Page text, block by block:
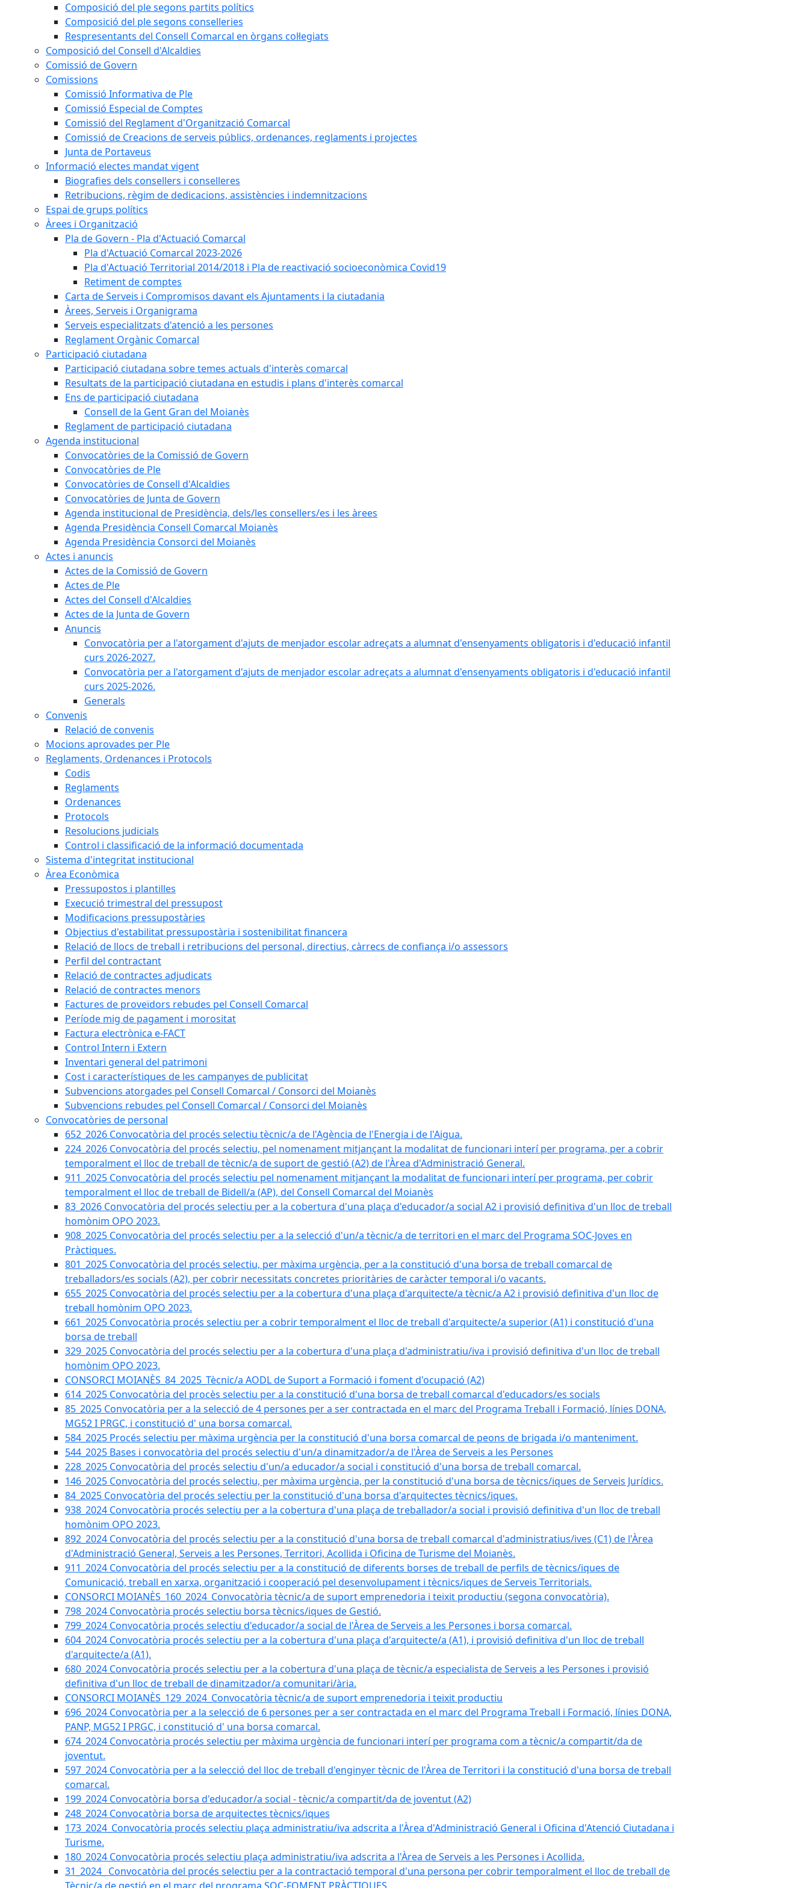
Composició del ple segons partits polítics
Composició del ple segons conselleries
Respresentants del Consell Comarcal en òrgans col·legiats
Composició del Consell d'Alcaldies
Comissió de Govern
Comissions
Comissió Informativa de Ple
Comissió Especial de Comptes
Comissió del Reglament d'Organització Comarcal
Comissió de Creacions de serveis públics, ordenances, reglaments i projectes
Junta de Portaveus
Informació electes mandat vigent
Biografies dels consellers i conselleres
Retribucions, règim de dedicacions, assistències i indemnitzacions
Espai de grups polítics
Àrees i Organització
Pla de Govern - Pla d'Actuació Comarcal
Pla d'Actuació Comarcal 2023-2026
Pla d'Actuació Territorial 2014/2018 i Pla de reactivació socioeconòmica Covid19
Retiment de comptes
Carta de Serveis i Compromisos davant els Ajuntaments i la ciutadania
Àrees, Serveis i Organigrama
Serveis especialitzats d'atenció a les persones
Reglament Orgànic Comarcal
Participació ciutadana
Participació ciutadana sobre temes actuals d'interès comarcal
Resultats de la participació ciutadana en estudis i plans d'interès comarcal
Ens de participació ciutadana
Consell de la Gent Gran del Moianès
Reglament de participació ciutadana
Agenda institucional
Convocatòries de la Comissió de Govern
Convocatòries de Ple
Convocatòries de Consell d'Alcaldies
Convocatòries de Junta de Govern
Agenda institucional de Presidència, dels/les consellers/es i les àrees
Agenda Presidència Consell Comarcal Moianès
Agenda Presidència Consorci del Moianès
Actes i anuncis
Actes de la Comissió de Govern
Actes de Ple
Actes del Consell d'Alcaldies
Actes de la Junta de Govern
Anuncis
Convocatòria per a l'atorgament d'ajuts de menjador escolar adreçats a alumnat d'ensenyaments obligatoris i d'educació infantil
curs 2026-2027.
Convocatòria per a l'atorgament d'ajuts de menjador escolar adreçats a alumnat d'ensenyaments obligatoris i d'educació infantil
curs 2025-2026.
Generals
Convenis
Relació de convenis
Mocions aprovades per Ple
Reglaments, Ordenances i Protocols
Codis
Reglaments
Ordenances
Protocols
Resolucions judicials
Control i classificació de la informació documentada
Sistema d'integritat institucional
Àrea Econòmica
Pressupostos i plantilles
Execució trimestral del pressupost
Modificacions pressupostàries
Objectius d'estabilitat pressupostària i sostenibilitat financera
Relació de llocs de treball i retribucions del personal, directius, càrrecs de confiança i/o assessors
Perfil del contractant
Relació de contractes adjudicats
Relació de contractes menors
Factures de proveïdors rebudes pel Consell Comarcal
Període mig de pagament i morositat
Factura electrònica e-FACT
Control Intern i Extern
Inventari general del patrimoni
Cost i característiques de les campanyes de publicitat
Subvencions atorgades pel Consell Comarcal / Consorci del Moianès
Subvencions rebudes pel Consell Comarcal / Consorci del Moianès
Convocatòries de personal
652_2026 Convocatòria del procés selectiu tècnic/a de l'Agència de l'Energia i de l'Aigua.
224_2026 Convocatòria del procés selectiu, pel nomenament mitjançant la modalitat de funcionari interí per programa, per a cobrir
temporalment el lloc de treball de tècnic/a de suport de gestió (A2) de l'Àrea d'Administració General.
911_2025 Convocatòria del procés selectiu pel nomenament mitjançant la modalitat de funcionari interí per programa, per cobrir
temporalment el lloc de treball de Bidell/a (AP), del Consell Comarcal del Moianès
83_2026 Convocatòria del procés selectiu per a la cobertura d'una plaça d'educador/a social A2 i provisió definitiva d'un lloc de treball
homònim OPO 2023.
908_2025 Convocatòria del procés selectiu per a la selecció d'un/a tècnic/a de territori en el marc del Programa SOC-Joves en
Pràctiques.
801_2025 Convocatòria del procés selectiu, per màxima urgència, per a la constitució d'una borsa de treball comarcal de
treballadors/es socials (A2), per cobrir necessitats concretes prioritàries de caràcter temporal i/o vacants.
655_2025 Convocatòria del procés selectiu per a la cobertura d'una plaça d'arquitecte/a tècnic/a A2 i provisió definitiva d'un lloc de
treball homònim OPO 2023.
661_2025 Convocatòria procés selectiu per a cobrir temporalment el lloc de treball d'arquitecte/a superior (A1) i constitució d'una
borsa de treball
329_2025 Convocatòria del procés selectiu per a la cobertura d'una plaça d'administratiu/iva i provisió definitiva d'un lloc de treball
homònim OPO 2023.
CONSORCI MOIANÈS_84_2025_Tècnic/a AODL de Suport a Formació i foment d'ocupació (A2)
614_2025 Convocatòria del procès selectiu per a la constitució d'una borsa de treball comarcal d'educadors/es socials
85_2025 Convocatòria per a la selecció de 4 persones per a ser contractada en el marc del Programa Treball i Formació, línies DONA,
MG52 I PRGC, i constitució d' una borsa comarcal.
584_2025 Procés selectiu per màxima urgència per la constitució d'una borsa comarcal de peons de brigada i/o manteniment.
544_2025 Bases i convocatòria del procés selectiu d'un/a dinamitzador/a de l'Àrea de Serveis a les Persones
228_2025 Convocatòria del procés selectiu d'un/a educador/a social i constitució d'una borsa de treball comarcal.
146_2025 Convocatòria del procés selectiu, per màxima urgència, per la constitució d'una borsa de tècnics/iques de Serveis Jurídics.
84_2025 Convocatòria del procés selectiu per la constitució d'una borsa d'arquitectes tècnics/iques.
938_2024 Convocatòria procés selectiu per a la cobertura d'una plaça de treballador/a social i provisió definitiva d'un lloc de treball
homònim OPO 2023.
892_2024 Convocatòria del procés selectiu per a la constitució d'una borsa de treball comarcal d'administratius/ives (C1) de l'Àrea
d'Administració General, Serveis a les Persones, Territori, Acollida i Oficina de Turisme del Moianès.
911_2024 Convocatòria del procés selectiu per a la constitució de diferents borses de treball de perfils de tècnics/iques de
Comunicació, treball en xarxa, organització i cooperació pel desenvolupament i tècnics/iques de Serveis Territorials.
CONSORCI MOIANÈS_160_2024_Convocatòria tècnic/a de suport emprenedoria i teixit productiu (segona convocatòria).
798_2024 Convocatòria procés selectiu borsa tècnics/iques de Gestió.
799_2024 Convocatòria procés selectiu d'educador/a social de l'Àrea de Serveis a les Persones i borsa comarcal.
604_2024 Convocatòria procés selectiu per a la cobertura d'una plaça d'arquitecte/a (A1), i provisió definitiva d'un lloc de treball
d'arquitecte/a (A1).
680_2024 Convocatòria procés selectiu per a la cobertura d'una plaça de tècnic/a especialista de Serveis a les Persones i provisió
definitiva d'un lloc de treball de dinamitzador/a comunitari/ària.
CONSORCI MOIANÈS_129_2024_Convocatòria tècnic/a de suport emprenedoria i teixit productiu
696_2024 Convocatòria per a la selecció de 6 persones per a ser contractada en el marc del Programa Treball i Formació, línies DONA,
PANP, MG52 I PRGC, i constitució d' una borsa comarcal.
674_2024 Convocatòria procés selectiu per màxima urgència de funcionari interí per programa com a tècnic/a compartit/da de
joventut.
597_2024 Convocatòria per a la selecció del lloc de treball d'enginyer tècnic de l'Àrea de Territori i la constitució d'una borsa de treball
comarcal.
199_2024 Convocatòria borsa d'educador/a social - tècnic/a compartit/da de joventut (A2)
248_2024 Convocatòria borsa de arquitectes tècnics/iques
173_2024_Convocatòria procés selectiu plaça administratiu/iva adscrita a l'Àrea d'Administració General i Oficina d'Atenció Ciutadana i
Turisme.
180_2024 Convocatòria procés selectiu plaça administratiu/iva adscrita a l'Àrea de Serveis a les Persones i Acollida.
31_2024_ Convocatòria del procés selectiu per a la contractació temporal d'una persona per cobrir temporalment el lloc de treball de